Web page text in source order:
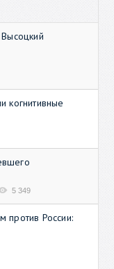
когнитивные
5 349
против России: